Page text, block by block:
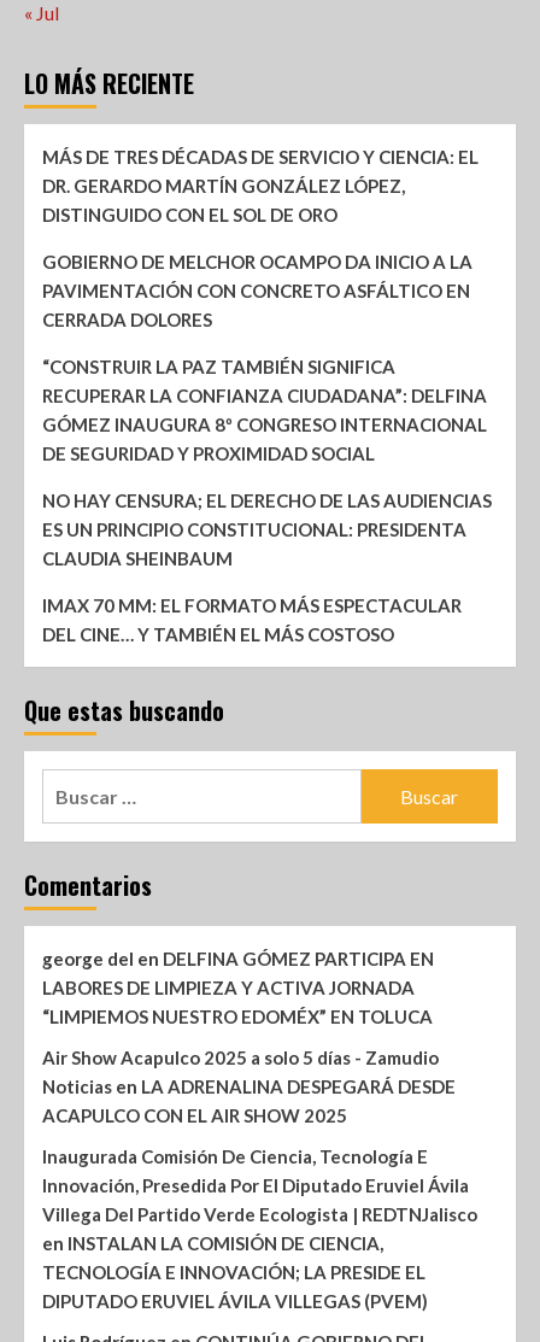
« Jul
LO MÁS RECIENTE
MÁS DE TRES DÉCADAS DE SERVICIO Y CIENCIA: EL
DR. GERARDO MARTÍN GONZÁLEZ LÓPEZ,
DISTINGUIDO CON EL SOL DE ORO
GOBIERNO DE MELCHOR OCAMPO DA INICIO A LA
PAVIMENTACIÓN CON CONCRETO ASFÁLTICO EN
CERRADA DOLORES
“CONSTRUIR LA PAZ TAMBIÉN SIGNIFICA
RECUPERAR LA CONFIANZA CIUDADANA”: DELFINA
GÓMEZ INAUGURA 8º CONGRESO INTERNACIONAL
DE SEGURIDAD Y PROXIMIDAD SOCIAL
NO HAY CENSURA; EL DERECHO DE LAS AUDIENCIAS
ES UN PRINCIPIO CONSTITUCIONAL: PRESIDENTA
CLAUDIA SHEINBAUM
IMAX 70 MM: EL FORMATO MÁS ESPECTACULAR
DEL CINE… Y TAMBIÉN EL MÁS COSTOSO
Que estas buscando
Comentarios
george del en DELFINA GÓMEZ PARTICIPA EN
LABORES DE LIMPIEZA Y ACTIVA JORNADA
“LIMPIEMOS NUESTRO EDOMÉX” EN TOLUCA
Air Show Acapulco 2025 a solo 5 días - Zamudio
Noticias en LA ADRENALINA DESPEGARÁ DESDE
ACAPULCO CON EL AIR SHOW 2025
Inaugurada Comisión De Ciencia, Tecnología E
Innovación, Presedida Por El Diputado Eruviel Ávila
Villega Del Partido Verde Ecologista | REDTNJalisco
en INSTALAN LA COMISIÓN DE CIENCIA,
TECNOLOGÍA E INNOVACIÓN; LA PRESIDE EL
DIPUTADO ERUVIEL ÁVILA VILLEGAS (PVEM)